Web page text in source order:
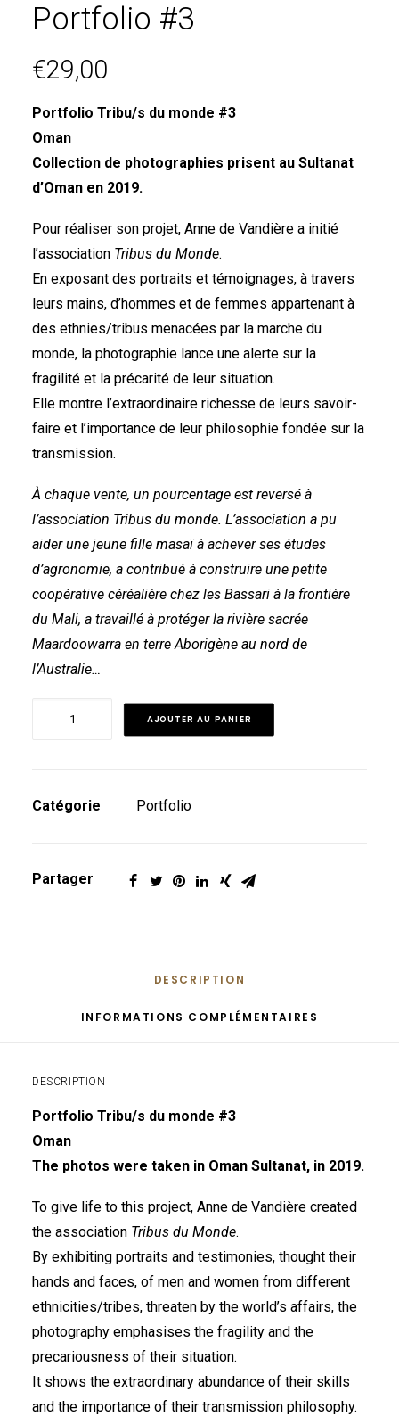
INDE
LAOS
MADAGASCAR
MALAISIE
OMAN
ORISSA
PÉROU
SÉNÉGAL
Portfolio #3
€29,00
Portfolio Tribu/s du monde #3
Oman
Collection de photographies prisent au Sultanat
d’Oman en 2019.
Pour réaliser son projet, Anne de Vandière a initié
l’association Tribus du Monde.
En exposant des portraits et témoignages, à travers
leurs mains, d’hommes et de femmes appartenant à
des ethnies/tribus menacées par la marche du
monde, la photographie lance une alerte sur la
fragilité et la précarité de leur situation.
Elle montre l’extraordinaire richesse de leurs savoir-
faire et l’importance de leur philosophie fondée sur la
transmission.
À chaque vente, un pourcentage est reversé à
l’association Tribus du monde. L’association a pu
aider une jeune fille masaï à achever ses études
d’agronomie, a contribué à construire une petite
coopérative céréalière chez les Bassari à la frontière
du Mali, a travaillé à protéger la rivière sacrée
Maardoowarra en terre Aborigène au nord de
l’Australie…
AJOUTER AU PANIER
Catégorie Portfolio
Partager
DESCRIPTION
INFORMATIONS COMPLÉMENTAIRES
DESCRIPTION
Portfolio Tribu/s du monde #3
Oman
The photos were taken in Oman Sultanat, in 2019.
To give life to this project, Anne de Vandière created
the association Tribus du Monde.
By exhibiting portraits and testimonies, thought their
hands and faces, of men and women from different
ethnicities/tribes, threaten by the world’s affairs, the
photography emphasises the fragility and the
precariousness of their situation.
It shows the extraordinary abundance of their skills
and the importance of their transmission philosophy.